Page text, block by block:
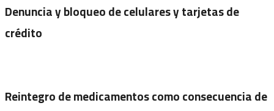
Denuncia y bloqueo de celulares y tarjetas de
crédito
Reintegro de medicamentos como consecuencia de